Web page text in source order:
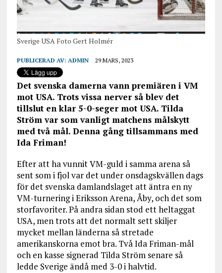
Sverige USA Foto Gert Holmér
PUBLICERAD AV: ADMIN 29 MARS, 2023
Det svenska damerna vann premiären i VM
mot USA. Trots vissa nerver så blev det
tillslut en klar 5-0-seger mot USA. Tilda
Ström var som vanligt matchens målskytt
med två mål. Denna gång tillsammans med
Ida Friman!
Efter att ha vunnit VM-guld i samma arena så
sent som i fjol var det under onsdagskvällen dags
för det svenska damlandslaget att äntra en ny
VM-turnering i Eriksson Arena, Åby, och det som
storfavoriter. På andra sidan stod ett heltaggat
USA, men trots att det normalt sett skiljer
mycket mellan länderna så stretade
amerikanskorna emot bra. Två Ida Friman-mål
och en kasse signerad Tilda Ström senare så
ledde Sverige ändå med 3-0 i halvtid.